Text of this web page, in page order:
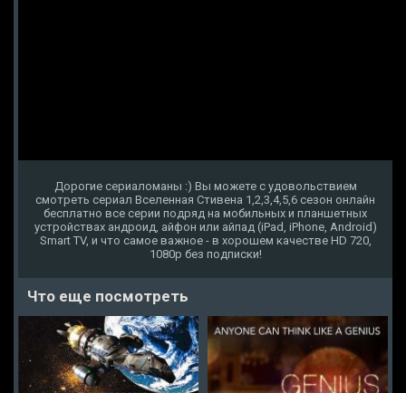
Дорогие сериаломаны :) Вы можете с удовольствием
смотреть сериал Вселенная Стивена 1,2,3,4,5,6 сезон онлайн
бесплатно все серии подряд на мобильных и планшетных
устройствах андроид, айфон или айпад (iPad, iPhone, Android)
Smart TV, и что самое важное - в хорошем качестве HD 720,
1080p без подписки!
Что еще посмотреть